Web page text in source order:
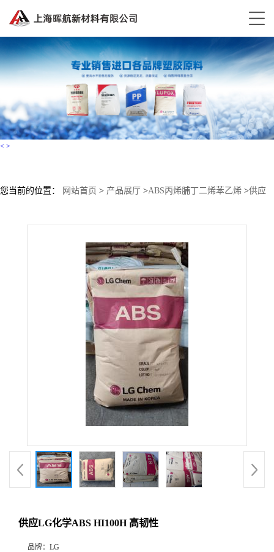
< >
您当前的位置： 网站首页 > 产品展厅 >ABS丙烯脯丁二烯苯乙烯 >供应
供应LG化学ABS HI100H 高韧性
品牌： LG